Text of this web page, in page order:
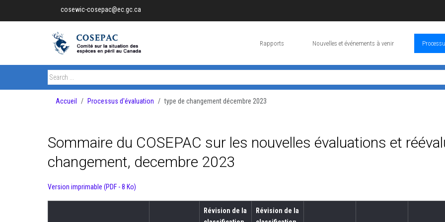
cosewic-cosepac@ec.gc.ca
Rapports Nouvelles et événements à venir
Accueil Processus d'évaluation type de changement décembre 2023
Sommaire du COSEPAC sur les nouvelles évaluations et
changement, decembre 2023
Version imprimable (PDF - 8 Ko)
Révision de la
Révision de la